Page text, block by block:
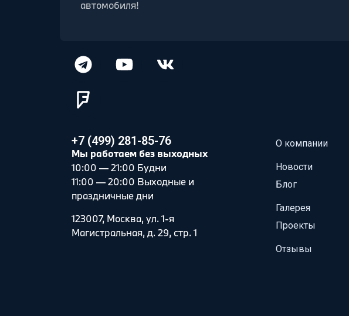
автомобиля!
+7 (499) 281-85-76
Мы работаем без выходных
10:00 — 21:00 Будни
11:00 — 20:00 Выходные и
праздничные дни
123007, Москва, ул. 1-я
Магистральная, д. 29, стр. 1
О компании
Новости
Блог
Галерея
Проекты
Отзывы